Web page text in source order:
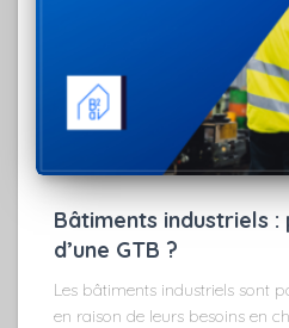
Bâtiments industriels :
d’une GTB ?
Les bâtiments industriels sont
en raison de leurs besoins en